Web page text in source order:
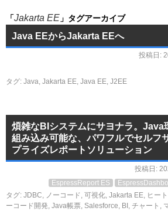
「Jakarta EE 」タグアーカイブ
Java EEからJakarta EEへ
投稿日:
タグ: Java, Jakarta EE, Java EE, J2EE
煩雑なBIシステムにサヨナラ。Java
組み込み可能な、パワフルでセルフ
プライズレポートソリューション
投稿日:
EspressReport ES
タグ: JDBC, ノーコード, 可視化, Jakarta EE, ヒー
ーコード開発, Java帳票, Salesforce, BI , チャート ,